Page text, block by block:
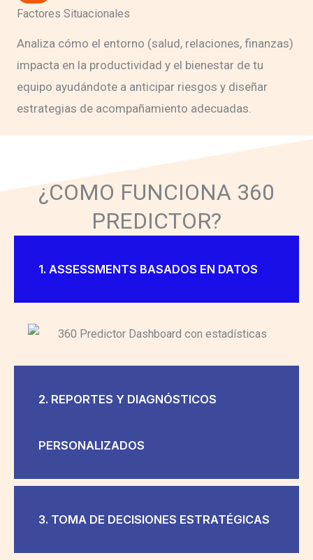
Factores Situacionales
Analiza cómo el entorno (salud, relaciones, finanzas)
impacta en la productividad y el bienestar de tu
equipo ayudándote a anticipar riesgos y diseñar
estrategias de acompañamiento adecuadas.
¿COMO FUNCIONA 360
PREDICTOR?
1. ASSESSMENTS BASADOS EN DATOS
2. REPORTES Y DIAGNÓSTICOS
PERSONALIZADOS
3. TOMA DE DECISIONES ESTRATÉGICAS